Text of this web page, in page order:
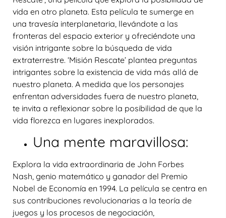
vida en otro planeta. Esta película te sumerge en
una travesía interplanetaria, llevándote a las
fronteras del espacio exterior y ofreciéndote una
visión intrigante sobre la búsqueda de vida
extraterrestre. ‘Misión Rescate’ plantea preguntas
intrigantes sobre la existencia de vida más allá de
nuestro planeta. A medida que los personajes
enfrentan adversidades fuera de nuestro planeta,
te invita a reflexionar sobre la posibilidad de que la
vida florezca en lugares inexplorados.
Una mente maravillosa:
Explora la vida extraordinaria de John Forbes
Nash, genio matemático y ganador del Premio
Nobel de Economía en 1994. La película se centra en
sus contribuciones revolucionarias a la teoría de
juegos y los procesos de negociación,